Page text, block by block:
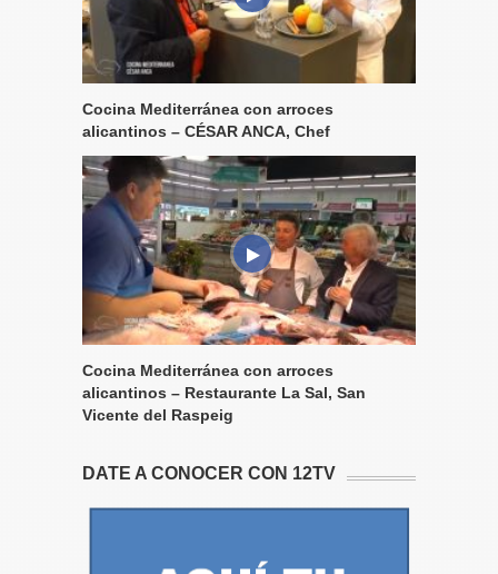
Cocina Mediterránea con arroces
alicantinos – CÉSAR ANCA, Chef
Cocina Mediterránea con arroces
alicantinos – Restaurante La Sal, San
Vicente del Raspeig
DATE A CONOCER CON 12TV